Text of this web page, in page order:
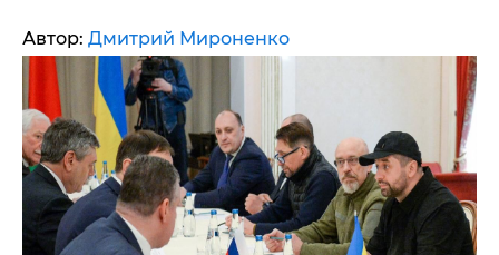
Автор: Дмитрий Мироненко